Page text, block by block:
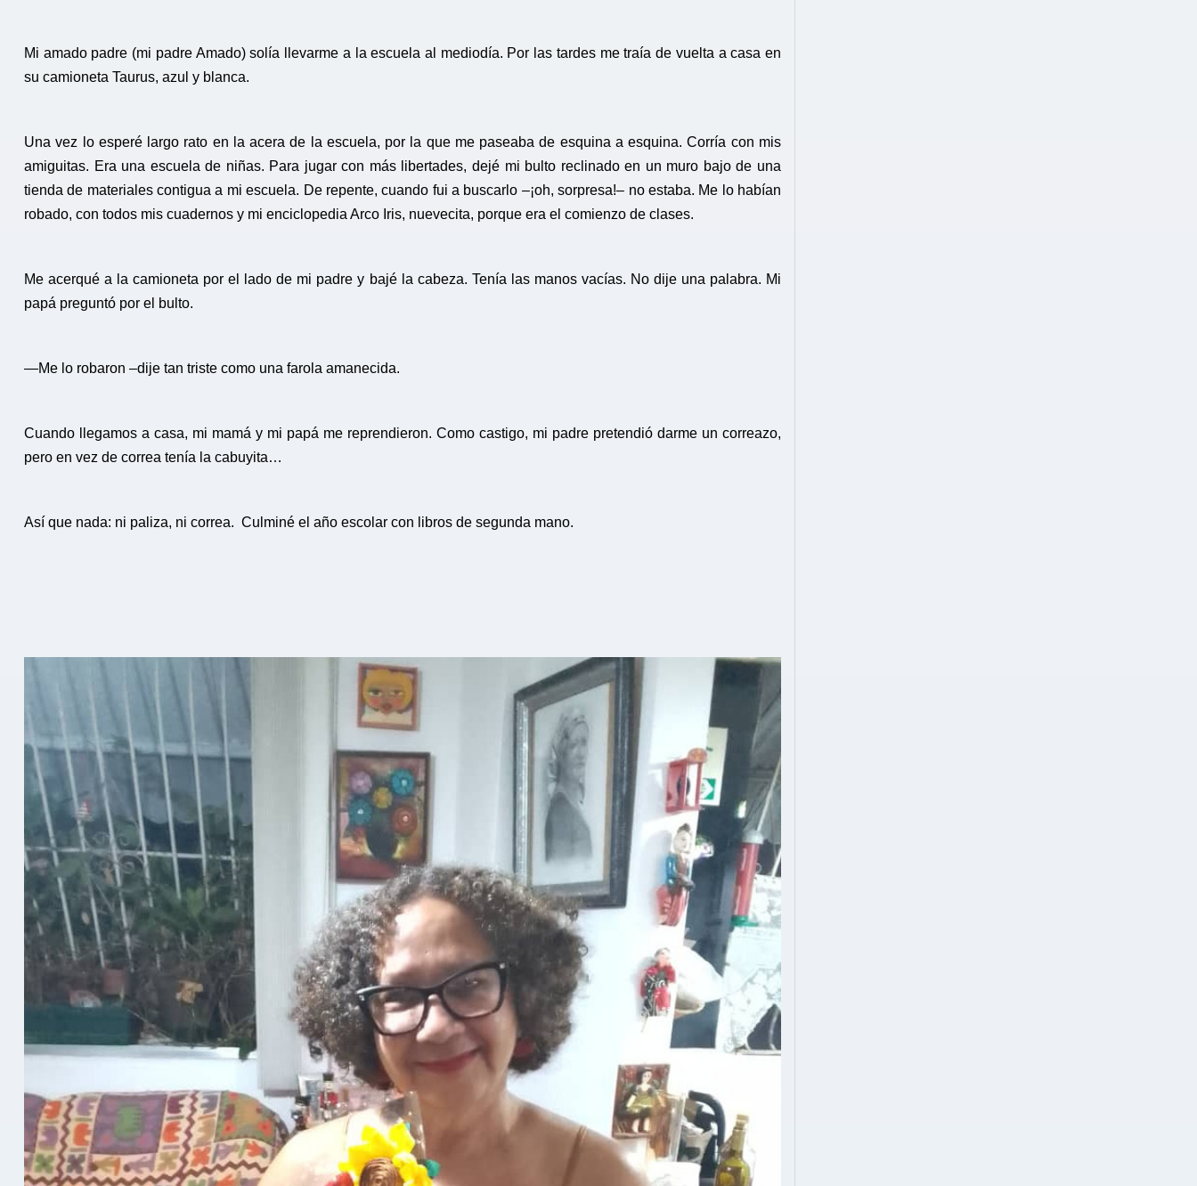
Mi amado padre (mi padre Amado) solía llevarme a la escuela al mediodía. Por las tardes me traía de vuelta a casa en
su camioneta Taurus, azul y blanca.
Una vez lo esperé largo rato en la acera de la escuela, por la que me paseaba de esquina a esquina. Corría con mis
amiguitas. Era una escuela de niñas. Para jugar con más libertades, dejé mi bulto reclinado en un muro bajo de una
tienda de materiales contigua a mi escuela. De repente, cuando fui a buscarlo –¡oh, sorpresa!– no estaba. Me lo habían
robado, con todos mis cuadernos y mi enciclopedia Arco Iris, nuevecita, porque era el comienzo de clases.
Me acerqué a la camioneta por el lado de mi padre y bajé la cabeza. Tenía las manos vacías. No dije una palabra. Mi
papá preguntó por el bulto.
—Me lo robaron –dije tan triste como una farola amanecida.
Cuando llegamos a casa, mi mamá y mi papá me reprendieron. Como castigo, mi padre pretendió darme un correazo,
pero en vez de correa tenía la cabuyita…
Así que nada: ni paliza, ni correa. Culminé el año escolar con libros de segunda mano.